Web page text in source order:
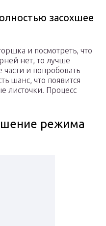
засохшее
и посмотреть, что
нет, то лучше
и попробовать
шанс, что появится
листочки. Процесс
режима